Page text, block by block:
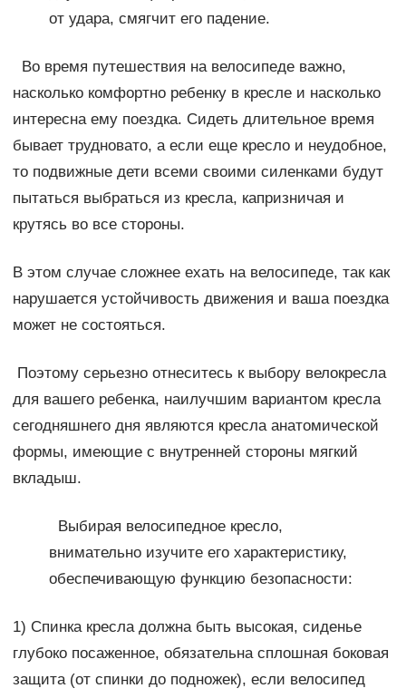
от удара, смягчит его падение.
Во время путешествия на велосипеде важно,
насколько комфортно ребенку в кресле и насколько
интересна ему поездка. Сидеть длительное время
бывает трудновато, а если еще кресло и неудобное,
то подвижные дети всеми своими силенками будут
пытаться выбраться из кресла, капризничая и
крутясь во все стороны.
В этом случае сложнее ехать на велосипеде, так как
нарушается устойчивость движения и ваша поездка
может не состояться.
Поэтому серьезно отнеситесь к выбору велокресла
для вашего ребенка, наилучшим вариантом кресла
сегодняшнего дня являются кресла анатомической
формы, имеющие с внутренней стороны мягкий
вкладыш.
Выбирая велосипедное кресло,
внимательно изучите его характеристику,
обеспечивающую функцию безопасности:
1) Спинка кресла должна быть высокая, сиденье
глубоко посаженное, обязательна сплошная боковая
защита (от спинки до подножек), если велосипед